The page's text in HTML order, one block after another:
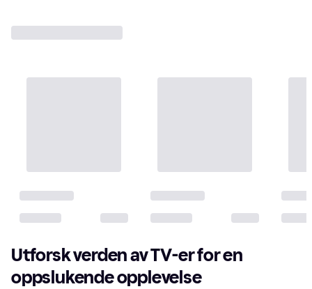
Utforsk verden av TV-er for en
oppslukende opplevelse